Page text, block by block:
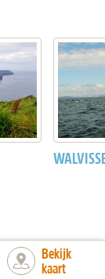
Bekijk
kaart